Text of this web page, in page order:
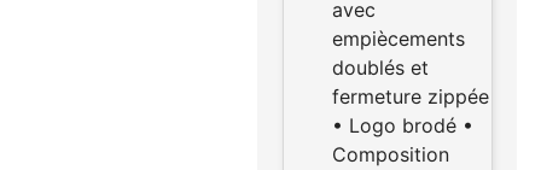
avec
empiècements
doublés et
fermeture zippée
• Logo brodé •
Composition